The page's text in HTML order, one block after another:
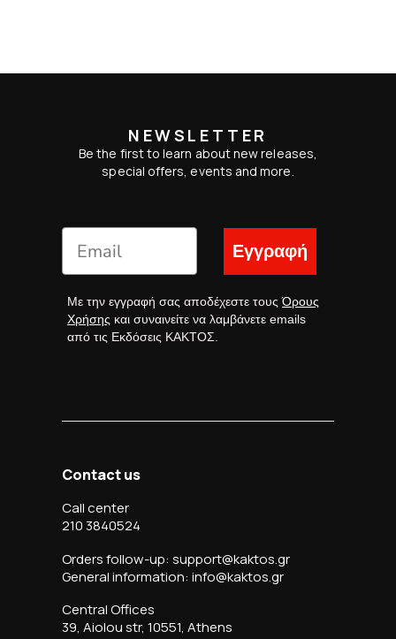
NEWSLETTER
Be the first to learn about new releases,
special offers, events and more.
Εγγραφή
Με την εγγραφή σας αποδέχεστε τουςΌρους
Χρήσης και συναινείτε να λαμβάνετε emails
από τις Εκδόσεις ΚΑΚΤΟΣ.
Contact us
Call center
210 3840524
Orders follow-up: support@kaktos.gr
General information: info@kaktos.gr
Central Offices
39, Aiolou str, 10551, Athens